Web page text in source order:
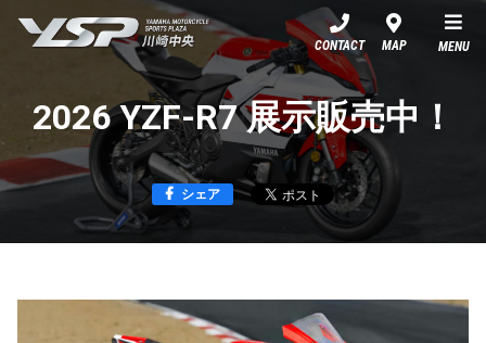
YSP川崎中央
CONTACT MAP MENU
2026 YZF-R7 展示販売中！
シェア